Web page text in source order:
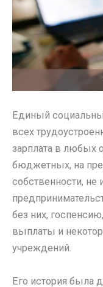
Единый
всех
зарплата в любых
бюджетных, на
собственности,
без них,
выплаты и
учреждений.
Его история была